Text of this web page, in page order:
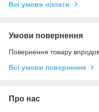
Всі умови оплати
Умови повернення
Повернення товару
Всі умови повернення
Про нас